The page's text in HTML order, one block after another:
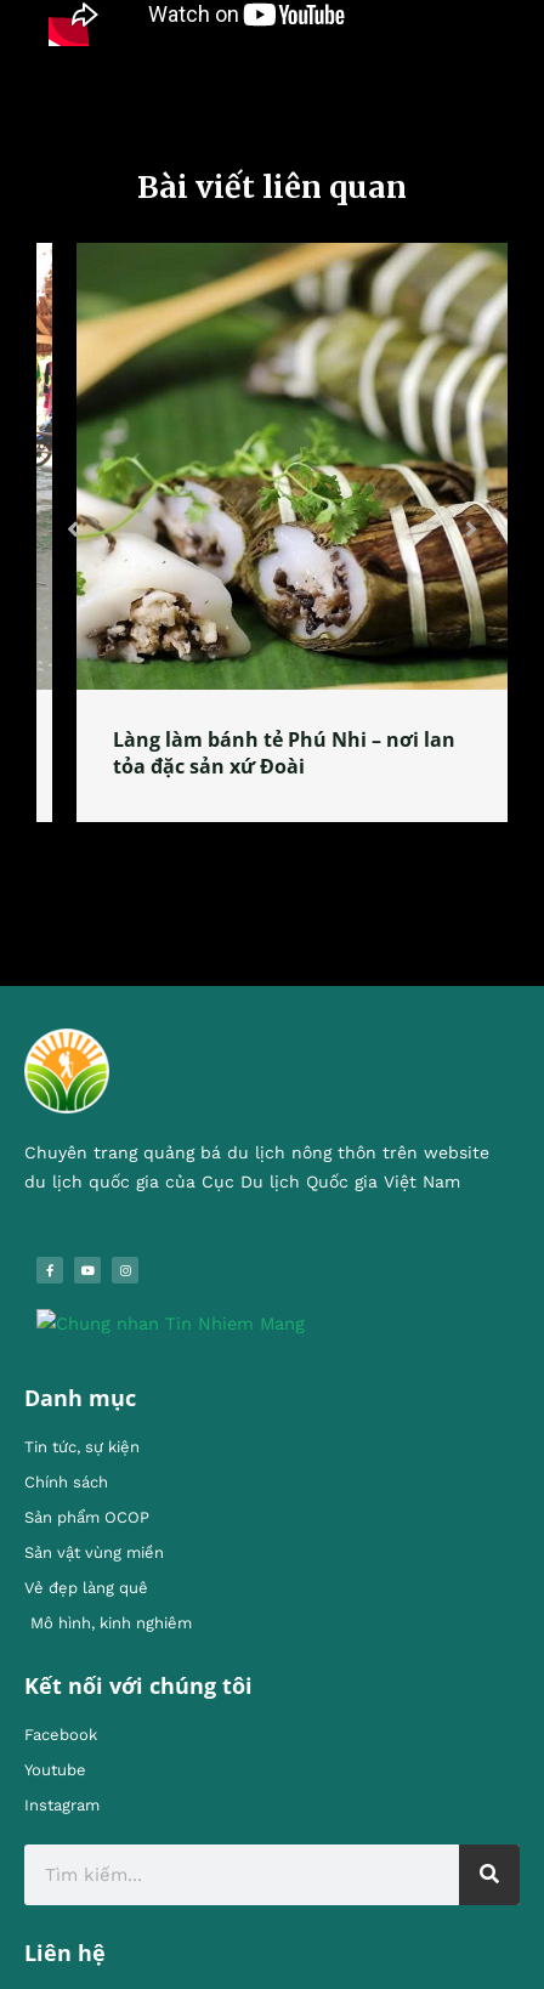
Bài viết liên quan
Làng làm bánh tẻ Phú Nhi – nơi lan
tỏa đặc sản xứ Đoài
Chuyên trang quảng bá du lịch nông thôn trên website
du lịch quốc gia của Cục Du lịch Quốc gia Việt Nam
Danh mục
Tin tức, sự kiện
Chính sách
Sản phẩm OCOP
Sản vật vùng miền
Vẻ đẹp làng quê
Mô hình, kinh nghiêm
Kết nối với chúng tôi
Facebook
Youtube
Instagram
Liên hệ